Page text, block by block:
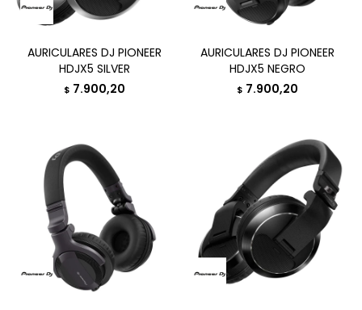
AURICULARES DJ PIONEER
HDJX5 SILVER
$ 7.900,20
AURICULARES DJ PIONEER
HDJX5 NEGRO
$ 7.900,20